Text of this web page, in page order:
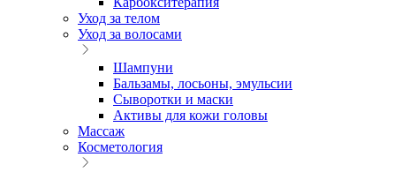
Уход за телом
Уход за волосами
Шампуни
Бальзамы, лосьоны, эмульсии
Сыворотки и маски
Активы для кожи головы
Массаж
Косметология